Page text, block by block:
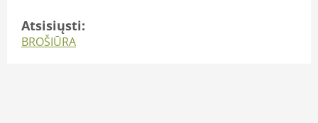
Atsisiųsti:
BROŠIŪRA